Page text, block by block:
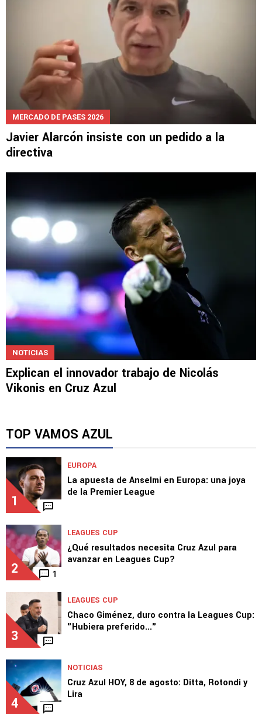
MERCADO DE PASES 2026
Javier Alarcón insiste con un pedido a la
directiva
NOTICIAS
Explican el innovador trabajo de Nicolás
Vikonis en Cruz Azul
TOP VAMOS AZUL
1
EUROPA
La apuesta de Anselmi en Europa: una joya
de la Premier League
2 1
LEAGUES CUP
¿Qué resultados necesita Cruz Azul para
avanzar en Leagues Cup?
3
LEAGUES CUP
Chaco Giménez, duro contra la Leagues Cup:
"Hubiera preferido..."
4
NOTICIAS
Cruz Azul HOY, 8 de agosto: Ditta, Rotondi y
Lira